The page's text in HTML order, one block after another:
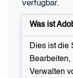
verfügbar.
Was ist
Dies ist die
Bearbeiten,
Verwalten